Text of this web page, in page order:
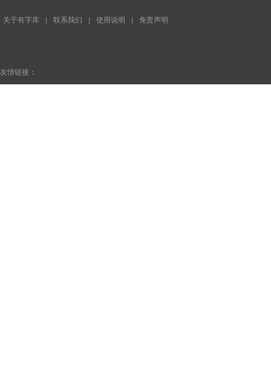
关于有字库 | 联系我们 | 使用说明 | 免责声明
友情链接：